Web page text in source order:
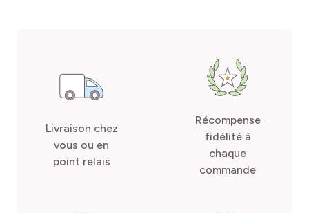
Livraison chez
vous ou en
point relais
Récompense
fidélité à
chaque
commande